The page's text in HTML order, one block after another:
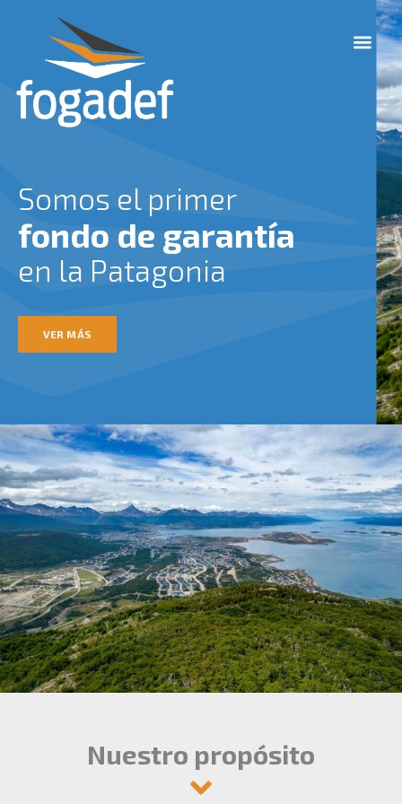
M
e
Somos el primer
fondo de garantía
en la Patagonia
VER MÁS
Nuestro propósito